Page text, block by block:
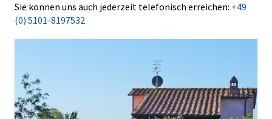
Sie können uns auch jederzeit telefonisch erreichen: +49
(0) 5101-8197532